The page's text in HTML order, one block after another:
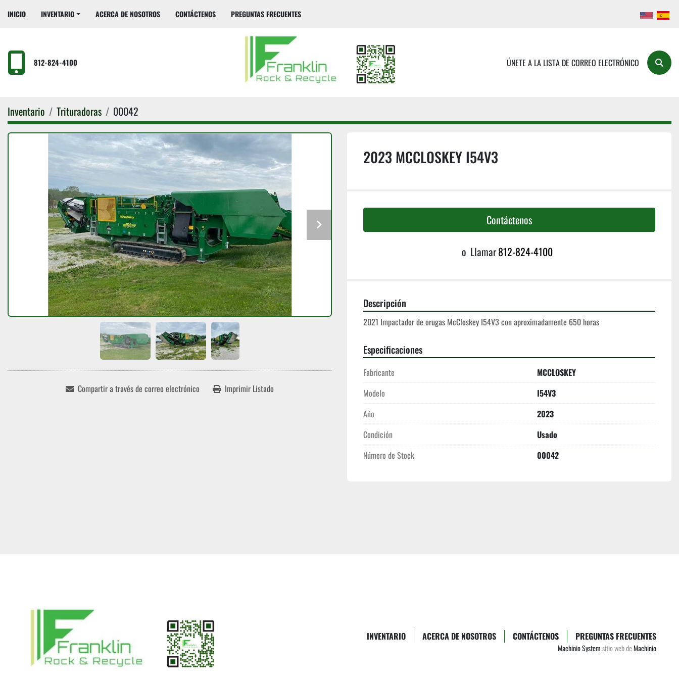
INICIO INVENTARIO ACERCA DE NOSOTROS CONTÁCTENOS PREGUNTAS FRECUENTES
812-824-4100 ÚNETE A LA LISTA DE CORREO ELECTRÓNICO Buscar
Inventario Trituradoras 00042
Compartir a través de correo electrónico Imprimir Listado
2023 MCCLOSKEY I54V3
Contáctenos
o Llamar812-824-4100
Descripción
2021 Impactador de orugas McCloskey I54V3 con aproximadamente 650 horas
Especificaciones
Fabricante
MCCLOSKEY
Modelo
I54V3
Año
2023
Condición
Usado
Número de Stock
00042
INVENTARIO ACERCA DE NOSOTROS CONTÁCTENOS PREGUNTAS FRECUENTES
Machinio Systemsitio web deMachinio